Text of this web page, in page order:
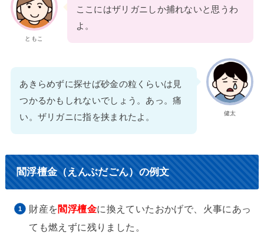
ともこ
ここにはザリガニしか捕れないと思うわ
よ。
健太
あきらめずに探せば砂金の粒くらいは見
つかるかもしれないでしょう。あっ。痛
い。ザリガニに指を挟まれたよ。
閻浮檀金（えんぶだごん）の例文
財産を閻浮檀金に換えていたおかげで、火事にあっ
ても燃えずに残りました。